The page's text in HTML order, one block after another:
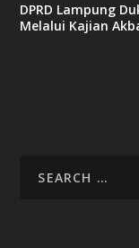
DPRD Lampung
Melalui Kajian